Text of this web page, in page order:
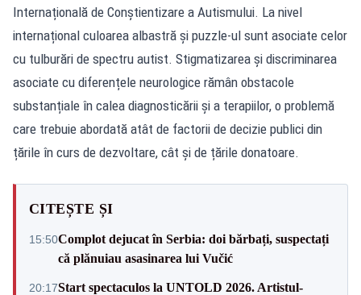
Internațională de Conștientizare a Autismului. La nivel
internațional culoarea albastră și puzzle-ul sunt asociate celor
cu tulburări de spectru autist. Stigmatizarea și discriminarea
asociate cu diferențele neurologice rămân obstacole
substanțiale în calea diagnosticării și a terapiilor, o problemă
care trebuie abordată atât de factorii de decizie publici din
țările în curs de dezvoltare, cât și de țările donatoare.
CITEȘTE ȘI
15:50Complot dejucat în Serbia: doi bărbați, suspectați
că plănuiau asasinarea lui Vučić
20:17Start spectaculos la UNTOLD 2026. Artistul-